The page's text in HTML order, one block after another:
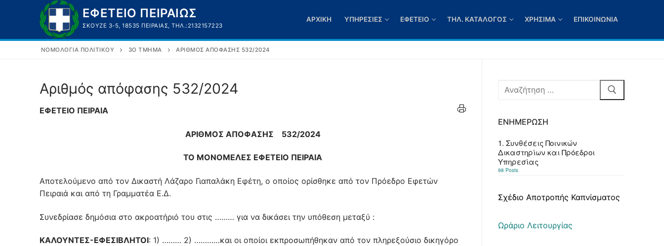
περιεχόμενο
ΕΦΕΤΕΙΟ ΠΕΙΡΑΙΩΣ
ΣΚΟΥΖΈ 3-5, 18535 ΠΕΙΡΑΙΆΣ, ΤΗΛ.:2132157223
ΑΡΧΙΚΉ ΥΠΗΡΕΣΊΕΣ ΕΦΕΤΕΊΟ ΤΗΛ. ΚΑΤΆΛΟΓΟΣ ΧΡΉΣΙΜΑ ΕΠΙΚΟΙΝΩΝΊΑ
ΝΟΜΟΛΟΓΊΑ ΠΟΛΙΤΙΚΟΎ 3Ο ΤΜΉΜΑ ΑΡΙΘΜΌΣ ΑΠΌΦΑΣΗΣ 532/2024
Αριθμός απόφασης 532/2024
ΕΦΕΤΕΙΟ ΠΕΙΡΑΙΑ
ΑΡΙΘΜΟΣ ΑΠΟΦΑΣΗΣ 532/2024
ΤΟ ΜΟΝΟΜΕΛΕΣ ΕΦΕΤΕΙΟ ΠΕΙΡΑΙΑ
Αποτελούμενο από τoν Δικαστή Λάζαρο Γιαπαλάκη Εφέτη, ο οποίος ορίσθηκε από τον Πρόεδρο Εφετών
Πειραιά και από τη Γραμματέα Ε.Δ.
Συνεδρίασε δημόσια στο ακροατήριό του στις ……… για να δικάσει την υπόθεση μεταξύ :
ΚΑΛΟΥΝΤΕΣ-ΕΦΕΣΙΒΛΗΤΟΙ: 1) ……… 2) …………και οι οποίοι εκπροσωπήθηκαν από τον πληρεξούσιο δικηγόρο
Αναζήτηση
ΕΝΗΜΈΡΩΣΗ
1. Συνθέσεις Ποινικών
Δικαστηρίων και Πρόεδροι
Υπηρεσίας
98 Posts
Σχέδιο Αποτροπής Καπνίσματος
Ωράριο Λειτουργίας